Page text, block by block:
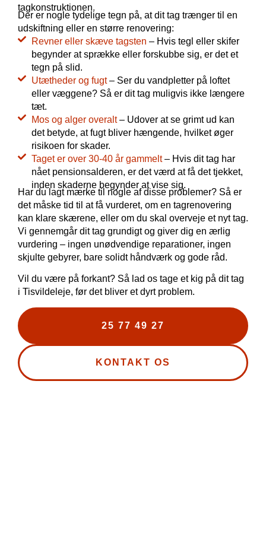
tagkonstruktionen.
Der er nogle tydelige tegn på, at dit tag trænger til en
udskiftning eller en større renovering:
Revner eller skæve tagsten – Hvis tegl eller skifer
begynder at sprække eller forskubbe sig, er det et
tegn på slid.
Utætheder og fugt– Ser du vandpletter på loftet
eller væggene? Så er dit tag muligvis ikke længere
tæt.
Mos og alger overalt– Udover at se grimt ud kan
det betyde, at fugt bliver hængende, hvilket øger
risikoen for skader.
Taget er over 30-40 år gammelt– Hvis dit tag har
nået pensionsalderen, er det værd at få det tjekket,
inden skaderne begynder at vise sig.
Har du lagt mærke til nogle af disse problemer? Så er
det måske tid til at få vurderet, om en tagrenovering
kan klare skærene, eller om du skal overveje et nyt tag.
Vi gennemgår dit tag grundigt og giver dig en ærlig
vurdering – ingen unødvendige reparationer, ingen
skjulte gebyrer, bare solidt håndværk og gode råd.
Vil du være på forkant? Så lad os tage et kig på dit tag
i Tisvildeleje, før det bliver et dyrt problem.
25 77 49 27
KONTAKT OS